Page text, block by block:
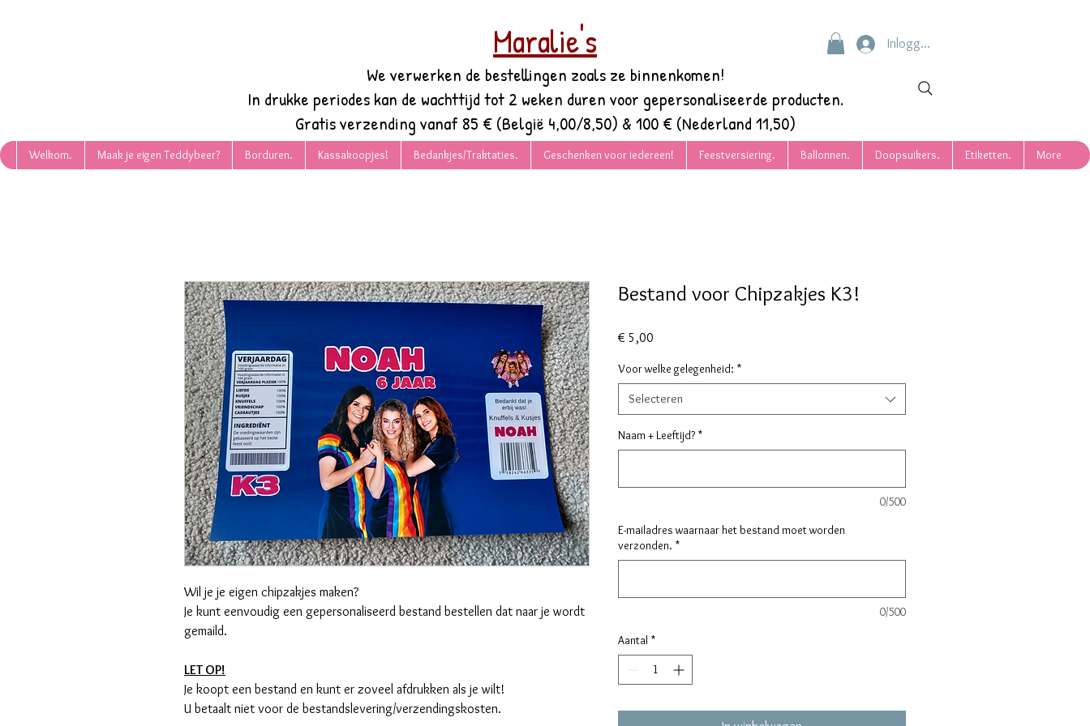
Inloggen
Maralie's
We verwerken de bestellingen zoals ze binnenkomen!
In drukke periodes kan de wachttijd tot 2 weken duren voor gepersonaliseerde producten.
Gratis verzending vanaf 85 € (België 4,00/8,50) & 100 € (Nederland 11,50)
Welkom. Maak je eigen Teddybeer? Borduren. Kassakoopjes! Bedankjes/Traktaties. Geschenken voor iedereen! Feestversiering. Ballonnen. Doopsuikers. Etiketten. More
Wil je je eigen chipzakjes maken?
Je kunt eenvoudig een gepersonaliseerd bestand bestellen dat naar je wordt
gemaild.
LET OP!
Je koopt een bestand en kunt er zoveel afdrukken als je wilt!
U betaalt niet voor de bestandslevering/verzendingskosten.
Bestand voor Chipzakjes K3!
€ 5,00
Voor welke gelegenheid: *
Selecteren
Naam + Leeftijd? *
0/500
E-mailadres waarnaar het bestand moet worden
verzonden. *
0/500
Aantal *